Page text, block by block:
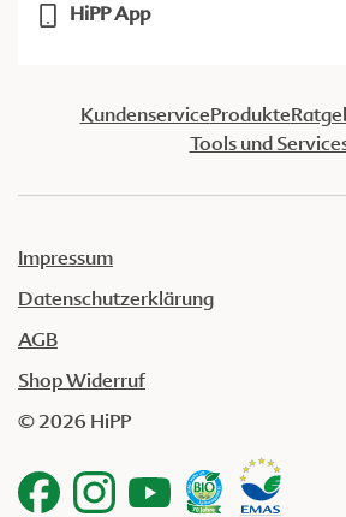
HiPP App
KundenserviceProdukte
Tools und
Impressum
Datenschutzerklärung
AGB
Shop Widerruf
© 2026 HiPP